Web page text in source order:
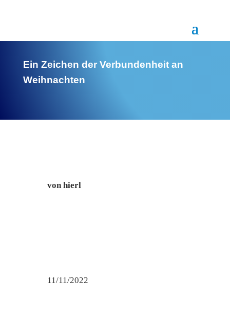
Ein Zeichen der Verbundenheit an
Weihnachten
von hierl
11/11/2022